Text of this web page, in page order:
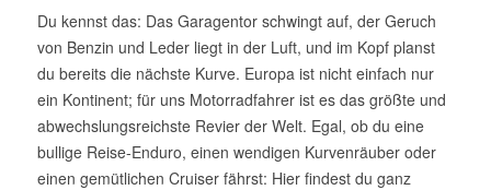
Du kennst das: Das Garagentor schwingt auf, der Geruch
von Benzin und Leder liegt in der Luft, und im Kopf planst
du bereits die nächste Kurve. Europa ist nicht einfach nur
ein Kontinent; für uns Motorradfahrer ist es das größte und
abwechslungsreichste Revier der Welt. Egal, ob du eine
bullige Reise-Enduro, einen wendigen Kurvenräuber oder
einen gemütlichen Cruiser fährst: Hier findest du ganz